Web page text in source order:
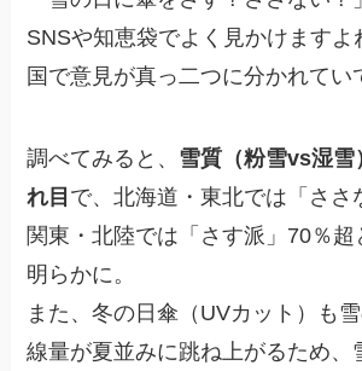
SNSや知恵袋でよく見かけますよ
国で意見が真っ二つに分かれてい
調べてみると、 雪質（粉雪vs湿雪
れ目 で、北海道・東北では「ささ
関東・北陸では「さす派」70％
明らかに。
また、冬の日傘（UVカット）も
線量が夏並みに跳ね上がるため、